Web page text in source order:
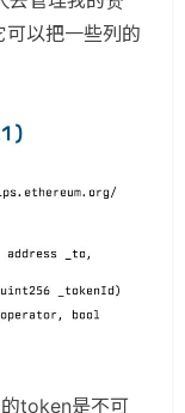
以把一些列的
token是不可